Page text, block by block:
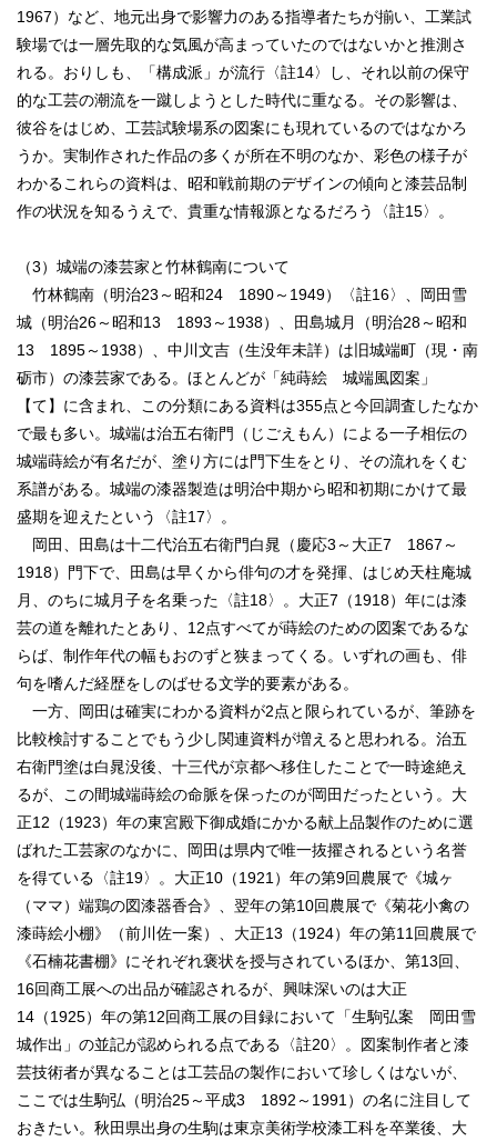
1967）など、地元出身で影響力のある指導者たちが揃い、工業試
験場では一層先取的な気風が高まっていたのではないかと推測さ
れる。おりしも、「構成派」が流行〈註14〉し、それ以前の保守
的な工芸の潮流を一蹴しようとした時代に重なる。その影響は、
彼谷をはじめ、工芸試験場系の図案にも現れているのではなかろ
うか。実制作された作品の多くが所在不明のなか、彩色の様子が
わかるこれらの資料は、昭和戦前期のデザインの傾向と漆芸品制
作の状況を知るうえで、貴重な情報源となるだろう〈註15〉。
（3）城端の漆芸家と竹林鶴南について
竹林鶴南（明治23～昭和24 1890～1949）〈註16〉、岡田雪
城（明治26～昭和13 1893～1938）、田島城月（明治28～昭和
13 1895～1938）、中川文吉（生没年未詳）は旧城端町（現・南
砺市）の漆芸家である。ほとんどが「純蒔絵 城端風図案」
【て】に含まれ、この分類にある資料は355点と今回調査したなか
で最も多い。城端は治五右衛門（じごえもん）による一子相伝の
城端蒔絵が有名だが、塗り方には門下生をとり、その流れをくむ
系譜がある。城端の漆器製造は明治中期から昭和初期にかけて最
盛期を迎えたという〈註17〉。
岡田、田島は十二代治五右衛門白晁（慶応3～大正7 1867～
1918）門下で、田島は早くから俳句の才を発揮、はじめ天柱庵城
月、のちに城月子を名乗った〈註18〉。大正7（1918）年には漆
芸の道を離れたとあり、12点すべてが蒔絵のための図案であるな
らば、制作年代の幅もおのずと狭まってくる。いずれの画も、俳
句を嗜んだ経歴をしのばせる文学的要素がある。
一方、岡田は確実にわかる資料が2点と限られているが、筆跡を
比較検討することでもう少し関連資料が増えると思われる。治五
右衛門塗は白晁没後、十三代が京都へ移住したことで一時途絶え
るが、この間城端蒔絵の命脈を保ったのが岡田だったという。大
正12（1923）年の東宮殿下御成婚にかかる献上品製作のために選
ばれた工芸家のなかに、岡田は県内で唯一抜擢されるという名誉
を得ている〈註19〉。大正10（1921）年の第9回農展で《城ヶ
（ママ）端鶏の図漆器香合》、翌年の第10回農展で《菊花小禽の
漆蒔絵小棚》（前川佐一案）、大正13（1924）年の第11回農展で
《石楠花書棚》にそれぞれ褒状を授与されているほか、第13回、
16回商工展への出品が確認されるが、興味深いのは大正
14（1925）年の第12回商工展の目録において「生駒弘案 岡田雪
城作出」の並記が認められる点である〈註20〉。図案制作者と漆
芸技術者が異なることは工芸品の製作において珍しくはないが、
ここでは生駒弘（明治25～平成3 1892～1991）の名に注目して
おきたい。秋田県出身の生駒は東京美術学校漆工科を卒業後、大